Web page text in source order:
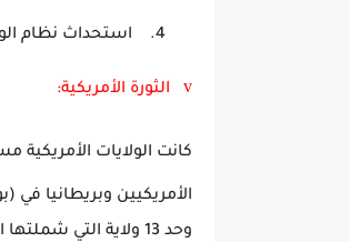
4. استحداث نظام
v الثورة الأمريكية:
كانت الولايات
الأمريكيين وبريطانيا في
وحد 13 ولاية التي شملتها الثورة